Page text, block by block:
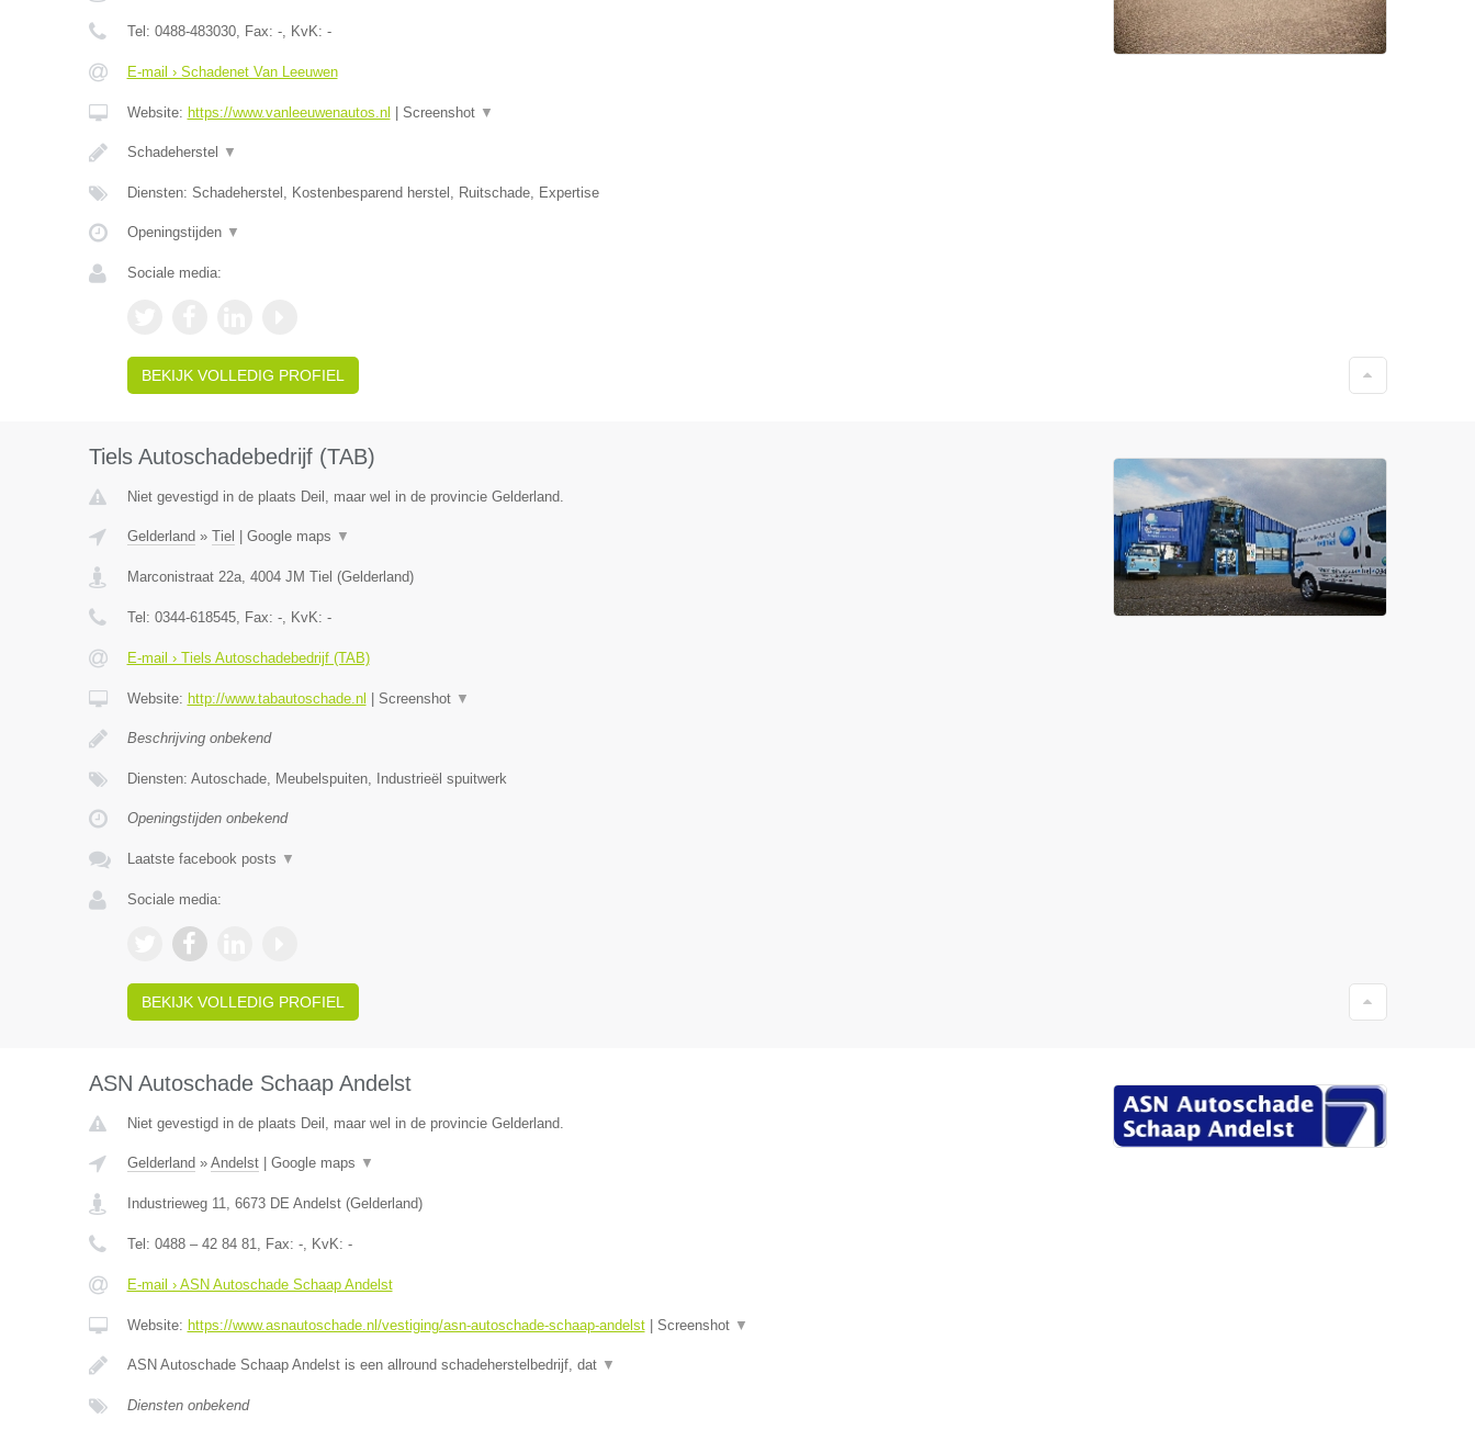
Tel: 0488-483030, Fax: -, KvK: -
E-mail › Schadenet Van Leeuwen
Website: https://www.vanleeuwenautos.nl Screenshot ▼
Schadeherstel ▼
Diensten: Schadeherstel, Kostenbesparend herstel, Ruitschade, Expertise
Openingstijden ▼
Sociale media:
BEKIJK VOLLEDIG PROFIEL
Tiels Autoschadebedrijf (TAB)
Niet gevestigd in de plaats Deil, maar wel in de provincie Gelderland.
Gelderland » Tiel Google maps ▼
Marconistraat 22a, 4004 JM Tiel (Gelderland)
Tel: 0344-618545, Fax: -, KvK: -
E-mail › Tiels Autoschadebedrijf (TAB)
Website: http://www.tabautoschade.nl Screenshot ▼
Beschrijving onbekend
Diensten: Autoschade, Meubelspuiten, Industrieël spuitwerk
Openingstijden onbekend
Laatste facebook posts ▼
Sociale media:
BEKIJK VOLLEDIG PROFIEL
ASN Autoschade Schaap Andelst
Niet gevestigd in de plaats Deil, maar wel in de provincie Gelderland.
Gelderland » Andelst| Google maps ▼
Industrieweg 11, 6673 DE Andelst(Gelderland)
Tel: 0488 – 42 84 81, Fax: -, KvK: -
E-mail › ASN Autoschade Schaap Andelst
Website: https://www.asnautoschade.nl/vestiging/asn-autoschade-schaap-andelst| Screenshot ▼
ASN Autoschade Schaap Andelst is een allround schadeherstelbedrijf, dat ▼
Diensten onbekend